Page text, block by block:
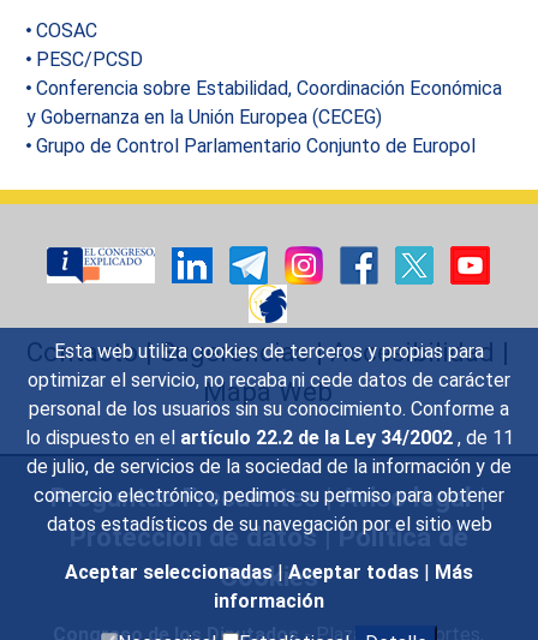
Esta web utiliza cookies de terceros y propias para
optimizar el servicio, no recaba ni cede datos de carácter
personal de los usuarios sin su conocimiento. Conforme a
lo dispuesto en el artículo 22.2 de la Ley 34/2002 , de 11
de julio, de servicios de la sociedad de la información y de
comercio electrónico, pedimos su permiso para obtener
datos estadísticos de su navegación por el sitio web
Aceptar seleccionadas | Aceptar todas | Más
información
COSAC
PESC/PCSD
Conferencia sobre Estabilidad, Coordinación Económica
y Gobernanza en la Unión Europea (CECEG)
Grupo de Control Parlamentario Conjunto de Europol
Contacto|Sugerencias|Accesibilidad |
Mapa Web
Preguntas Frecuentes|Aviso legal|
Protección de datos|Política de
Cookies
Congreso de los Diputados- Plaza de las Cortes,